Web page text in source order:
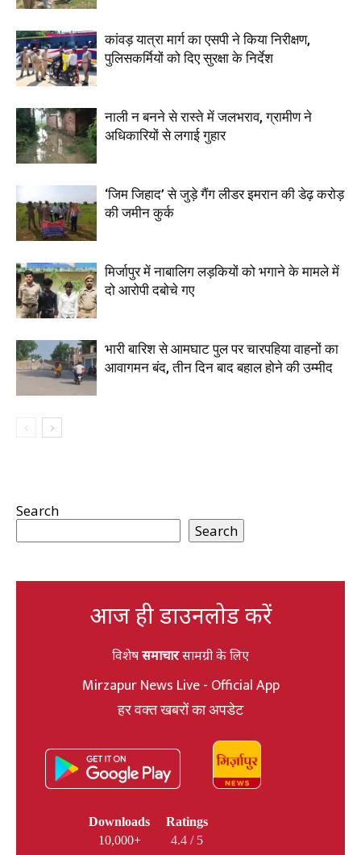
कांवड़ यात्रा मार्ग का एसपी ने किया निरीक्षण,
पुलिसकर्मियों को दिए सुरक्षा के निर्देश
नाली न बनने से रास्ते में जलभराव, ग्रामीण ने
अधिकारियों से लगाई गुहार
‘जिम जिहाद’ से जुड़े गैंग लीडर इमरान की डेढ़ करोड़
की जमीन कुर्क
मिर्जापुर में नाबालिग लड़कियों को भगाने के मामले में
दो आरोपी दबोचे गए
भारी बारिश से आमघाट पुल पर चारपहिया वाहनों का
आवागमन बंद, तीन दिन बाद बहाल होने की उम्मीद
Search
Search
आज ही डाउनलोड करें
विशेषसमाचारसामग्री के लिए
Mirzapur News Live - Official App
हर वक्त खबरों का अपडेट
Downloads
10,000+
Ratings
4.4 / 5